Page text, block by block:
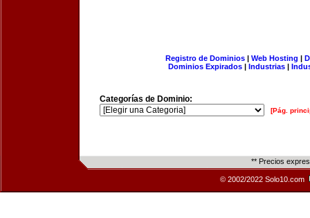
Registro de Dominios| Web Hosting |
Dominios Expirados | Industrias |
Categorías de Dominio:
[Pág.
** Precios
© 2002/2022 Solo10.com